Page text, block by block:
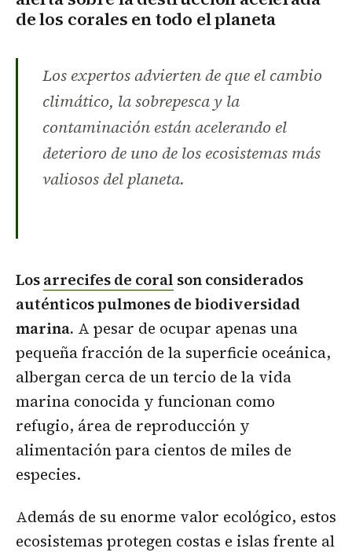
de los corales en todo el planeta
Los expertos advierten de que el cambio
climático, la sobrepesca y la
contaminación están acelerando el
deterioro de uno de los ecosistemas más
valiosos del planeta.
Losarrecifes de coral son considerados
auténticos pulmones de biodiversidad
marina. A pesar de ocupar apenas una
pequeña fracción de la superficie oceánica,
albergan cerca de un tercio de la vida
marina conocida y funcionan como
refugio, área de reproducción y
alimentación para cientos de miles de
especies.
Además de su enorme valor ecológico, estos
ecosistemas protegen costas e islas frente al